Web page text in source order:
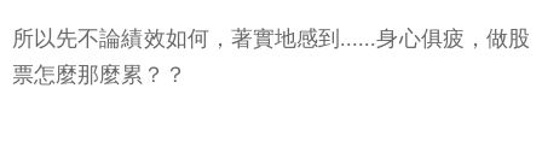
所以先不論績效如何，著實地感到......身心俱疲，做股
票怎麼那麼累？？